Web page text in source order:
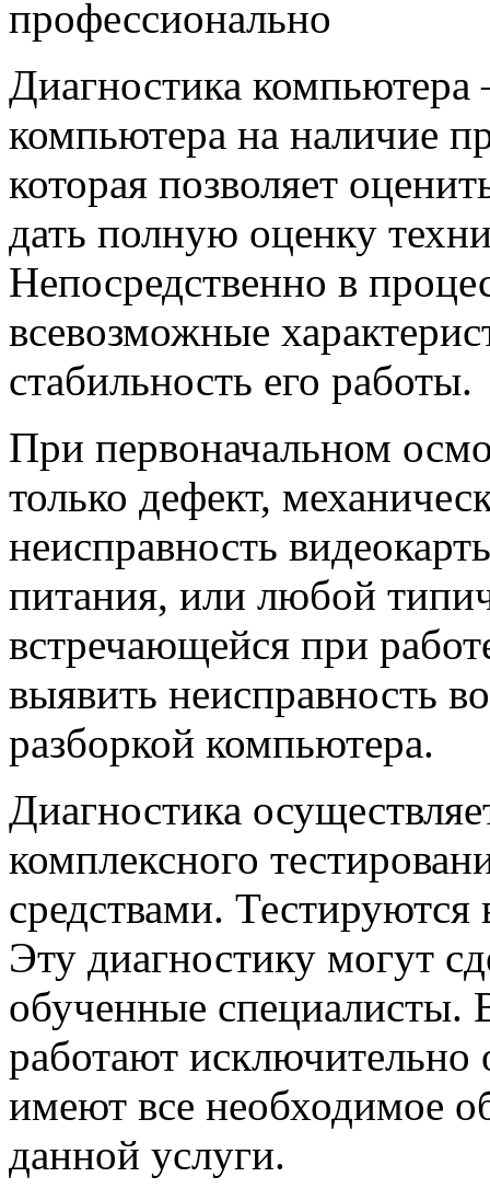
Диагностика
компьютера на наличие
которая позволяет
дать полную оценку
Непосредственно в
всевозможные
стабильность его работы.
При первоначальном
только дефект,
неисправность
питания, или любой
встречающейся при
выявить неисправность
разборкой компьютера.
Диагностика
комплексного
средствами. Тестируются
Эту диагностику могут
обученные специалисты.
работают
имеют все необходимое
данной услуги.